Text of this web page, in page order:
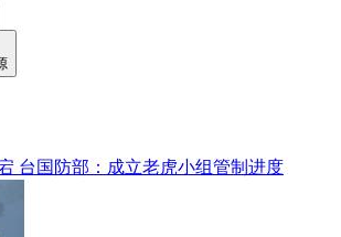
台国防部：成立老虎小组管制进度